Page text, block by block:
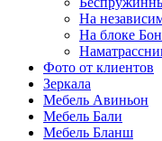
На
На блоке
Фото от клиентов
Зеркала
Мебель Авиньон
Мебель Бали
Мебель Бланш